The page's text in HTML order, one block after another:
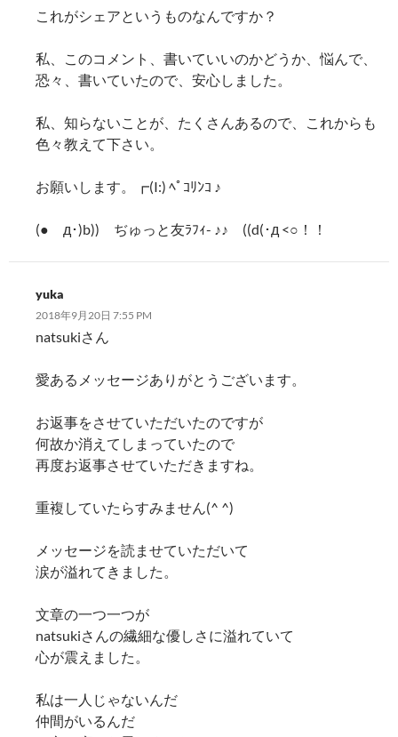
これがシェアというものなんですか？
私、このコメント、書いていいのかどうか、悩んで、
恐々、書いていたので、安心しました。
私、知らないことが、たくさんあるので、これからも
色々教えて下さい。
お願いします。┏︎(I:) ﾍﾟｺﾘﾝｺ ♪
(●︎ゝд･)b)) ぢゅっと友ﾗﾌｨ- ♪♪ ((d(･д <○︎！！
yuka
2018年9月20日 7:55 PM
natsukiさん
愛あるメッセージありがとうございます。
お返事をさせていただいたのですが
何故か消えてしまっていたので
再度お返事させていただきますね。
重複していたらすみません(^ ^)
メッセージを読ませていただいて
涙が溢れてきました。
文章の一つ一つが
natsukiさんの繊細な優しさに溢れていて
心が震えました。
私は一人じゃないんだ
仲間がいるんだ